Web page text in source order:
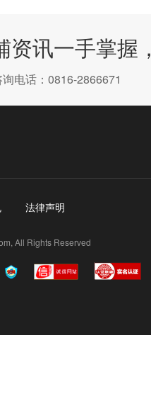
资讯一手掌握
电话：0816-2866671
法律声明
All Rights Reserved